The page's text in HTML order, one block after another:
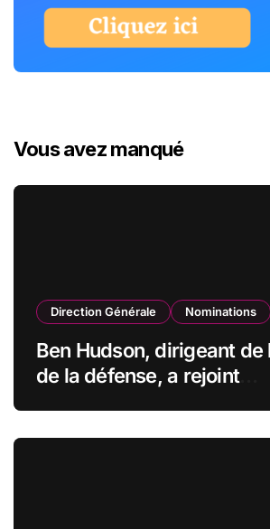
Vous avez manqué
Direction Générale Nominations
Ben Hudson, dirigeant de
de la défense, a rejoint